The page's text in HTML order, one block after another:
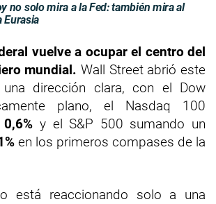
no solo mira a la Fed: también mira al
Eurasia
vuelve a ocupar el centro del
mundial. Wall Street abrió este
dirección clara, con el Dow
plano, el Nasdaq 100
0,6% y el S&P 500 sumando un
en los primeros compases de la
está reaccionando solo a una